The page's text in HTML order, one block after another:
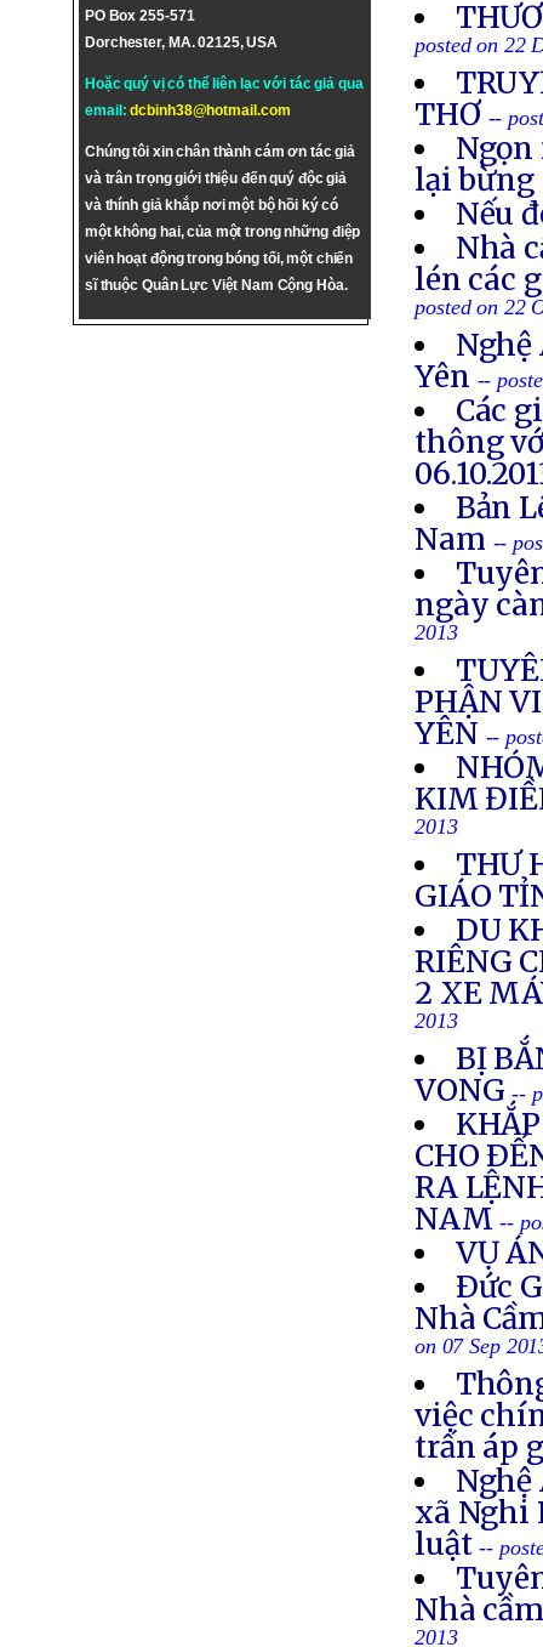
PO Box 255-571
Dorchester, MA. 02125, USA
Hoặc quý vị có thể liên lạc với tác giả qua
email:dcbinh38@hotmail.com
Chúng tôi xin chân thành cám ơn tác giả
và trân trọng giới thiệu đến quý độc giả
và thính giả khắp nơi một bộ hồi ký có
một không hai, của một trong những điệp
viên hoạt động trong bóng tối, một chiến
sĩ thuộc Quân Lực Việt Nam Cộng Hòa.
posted on 22
THƠ --
lại bừng
Nếu
Nhà
lén các
posted on 22
Nghệ
Yên --
Các
thông
Bản
Nam --
ngày
2013
PHẬN
YÊN --
KIM
2013
THƯ
GIÁO
DU
RIÊNG
2 XE
2013
BỊ
VONG --
CHO
RA
NAM--
VỤ
Ðức
Nhà
on 07 Sep
việc
trấn áp
Nghệ
xã Nghi
luật--
Nhà